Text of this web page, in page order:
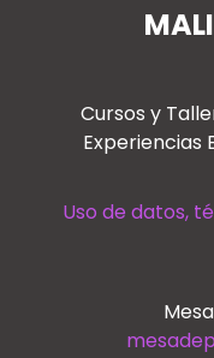
Cursos y
Experiencias
Uso de datos,